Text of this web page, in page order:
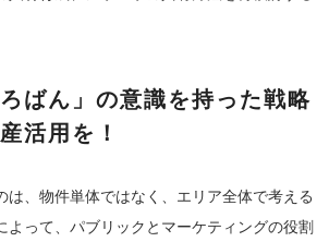
ろばん」の意識を持った戦略
活用を！
は、物件単体ではなく、エリア全体で考える
よって、パブリックとマーケティングの役割